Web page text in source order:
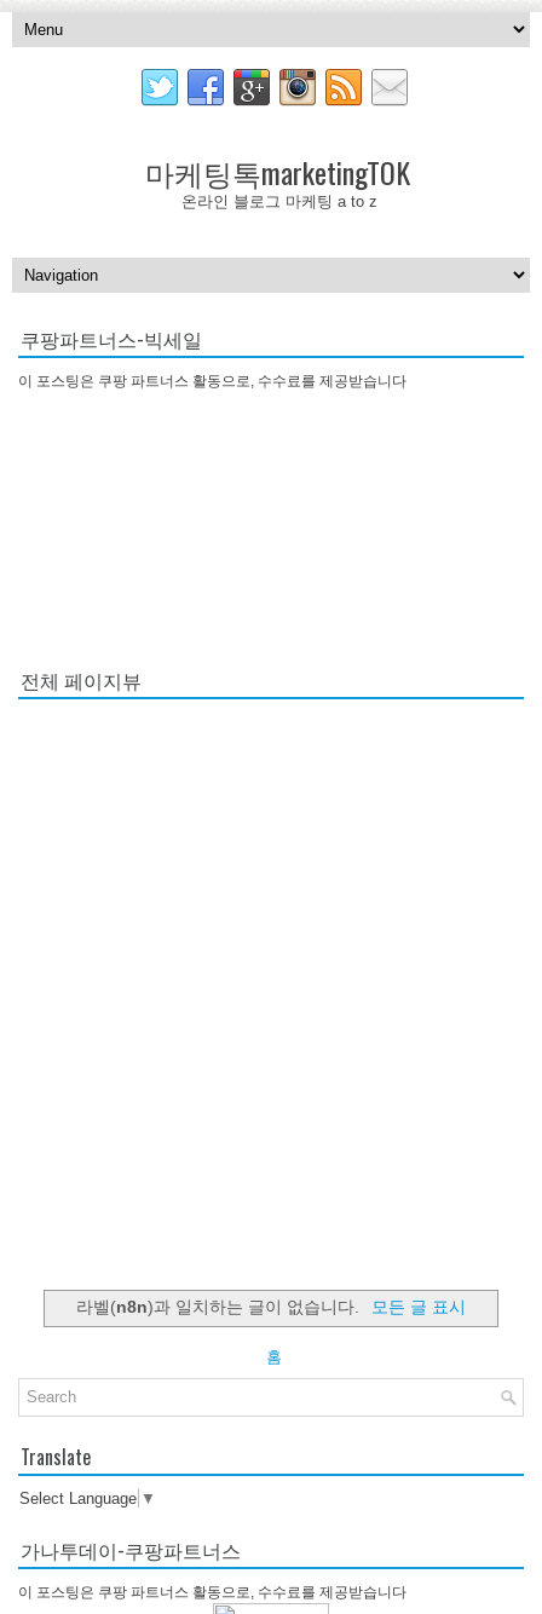
마케팅톡marketingTOK
온라인 블로그 마케팅 a to z
쿠팡파트너스-빅세일
이 포스팅은 쿠팡 파트너스 활동으로, 수수료를 제공받습니다
전체 페이지뷰
라벨(n8n)과 일치하는 글이 없습니다. 모든 글 표시
홈
Translate
Select Language ▼
가나투데이-쿠팡파트너스
이 포스팅은 쿠팡 파트너스 활동으로, 수수료를 제공받습니다